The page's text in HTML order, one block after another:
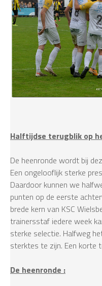
Halftijdse terugblik op
De heenronde wordt bij
Een ongelooflijk sterke
Daardoor kunnen we
punten op de eerste
brede kern van KSC
trainersstaf iedere week
sterke selectie. Halfweg
sterktes te zijn. Een korte
De heenronde :